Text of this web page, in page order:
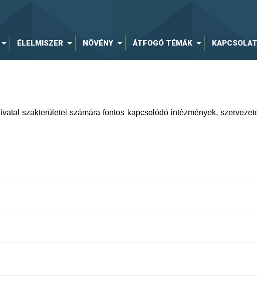
ÉLELMISZER NÖVÉNY ÁTFOGÓ TÉMÁK KAPCSOLAT
szakterületei számára fontos kapcsolódó intézmények,
(OMME)
(TTT)
Igazgatóság ajánlott linkjei
Rendszer